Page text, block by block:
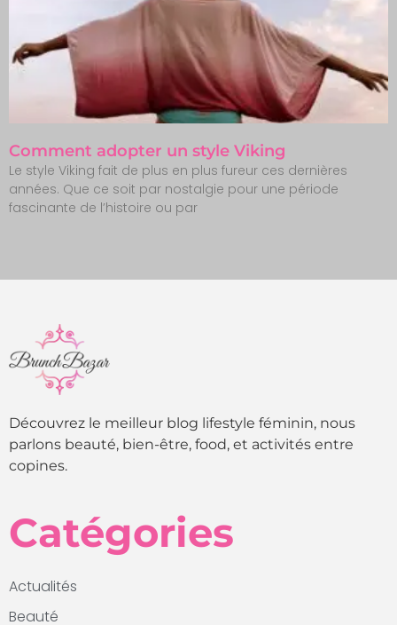
Comment adopter un style Viking
Le style Viking fait de plus en plus fureur ces dernières
années. Que ce soit par nostalgie pour une période
fascinante de l’histoire ou par
Découvrez le meilleur blog lifestyle féminin, nous
parlons beauté, bien-être, food, et activités entre
copines.
Catégories
Actualités
Beauté